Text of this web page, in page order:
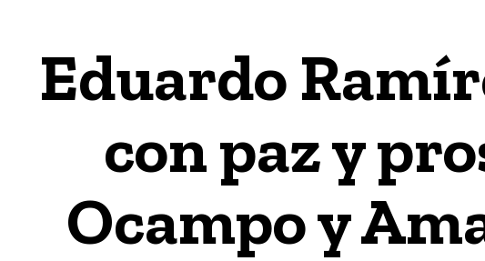
Eduardo
con paz y
Ocampo y